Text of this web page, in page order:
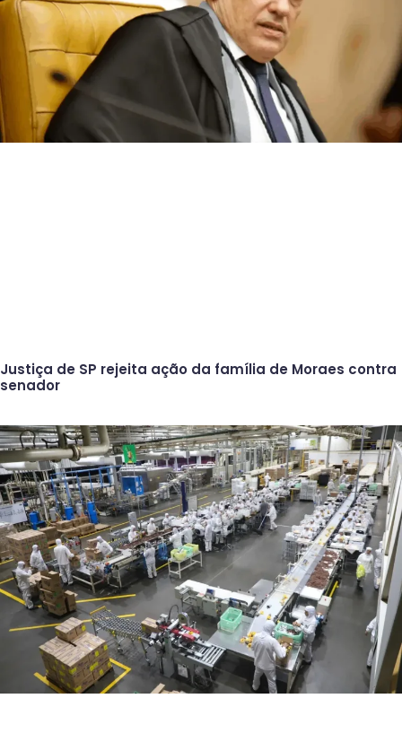
Justiça de SP rejeita ação da família de Moraes contra
senador